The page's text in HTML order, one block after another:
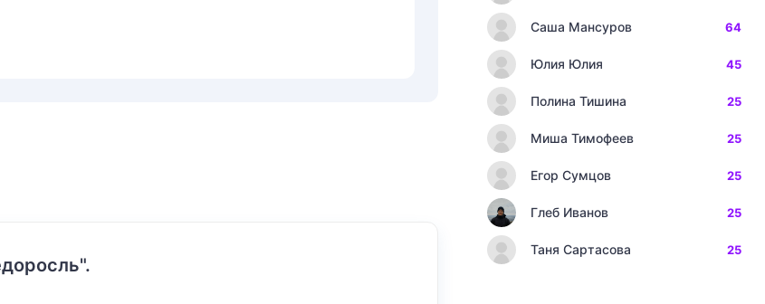
Саша Мансуров 64
Юлия Юлия 45
Полина Тишина 25
Миша Тимофеев 25
Егор Сумцов 25
Глеб Иванов 25
Таня Сартасова 25